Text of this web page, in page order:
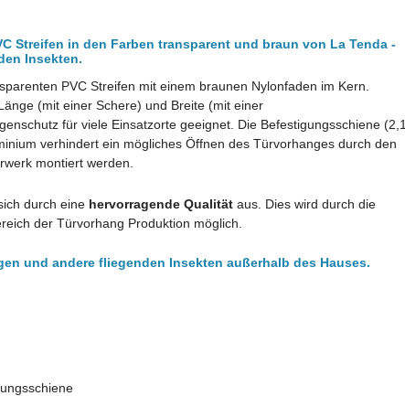
Streifen in den Farben transparent und braun von La Tenda -
Insekten.
PVC Streifen mit einem braunen Nylonfaden im Kern.
(mit einer Schere) und Breite (mit einer
für viele Einsatzorte geeignet. Die Befestigungsschiene (2,1
verhindert ein mögliches Öffnen des Türvorhanges durch den
montiert werden.
durch eine hervorragende Qualität aus. Dies wird durch die
der Türvorhang Produktion möglich.
und andere fliegenden Insekten außerhalb des Hauses.